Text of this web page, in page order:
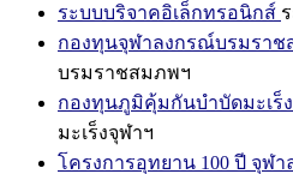
ระบบบริจาคอิเล็กทรอนิกส์
กองทุนจุฬาลงกรณ์บรมราช
บรมราชสมภพฯ
กองทุนภูมิคุ้มกันบำบัดมะเร็
มะเร็งจุฬาฯ
โครงการอุทยาน 100 ปี จุฬ